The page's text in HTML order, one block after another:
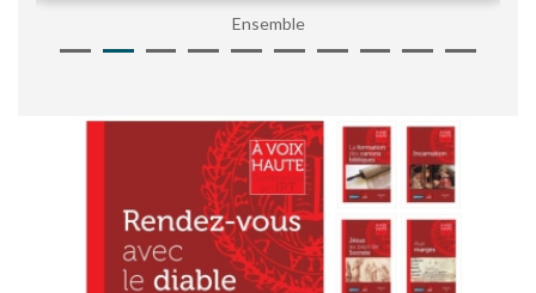
Ensemble